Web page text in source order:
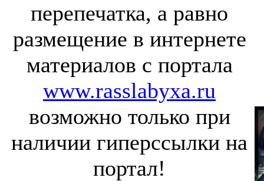
перепечатка, а равно
размещение в интернете
материалов с портала
www.rasslabyxa.ru
возможно только при
наличии гиперссылки на
портал!